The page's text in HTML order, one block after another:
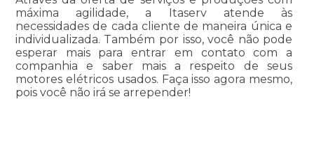
máxima agilidade, a Itaserv atende às
necessidades de cada cliente de maneira única e
individualizada. Também por isso, você não pode
esperar mais para entrar em contato com a
companhia e saber mais a respeito de seus
motores elétricos usados. Faça isso agora mesmo,
pois você não irá se arrepender!